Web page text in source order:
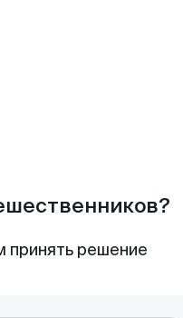
принять решение